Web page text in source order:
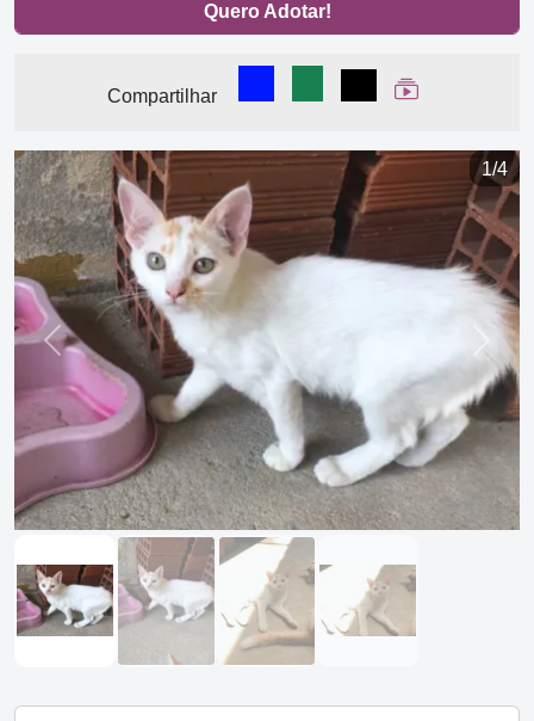
Quero Adotar!
Compartilhar
Compartilhar no Facebook
Compartilhar no
Compartilhar
Ver Web Story
1/4
Previous Next